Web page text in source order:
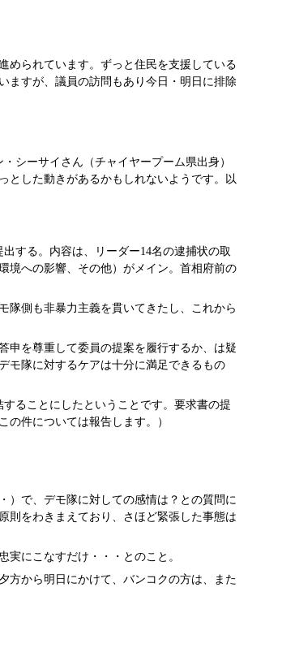
められています。ずっと住民を支援している
ますが、議員の訪問もあり今日・明日に排除
シーサイさん（チャイヤープーム県出身）
とした動きがあるかもしれないようです。以
する。内容は、リーダー14名の逮捕状の取
境への影響、その他）がメイン。首相府前の
隊側も非暴力主義を貫いてきたし、これから
申を尊重して委員の提案を履行するか、は疑
モ隊に対するケアは十分に満足できるもの
ることにしたということです。要求書の提
件については報告します。）
）で、デモ隊に対しての感情は？との質問に
則をわきまえており、さほど緊張した事態は
にこなすだけ・・・とのこと。
方から明日にかけて、バンコクの方は、また